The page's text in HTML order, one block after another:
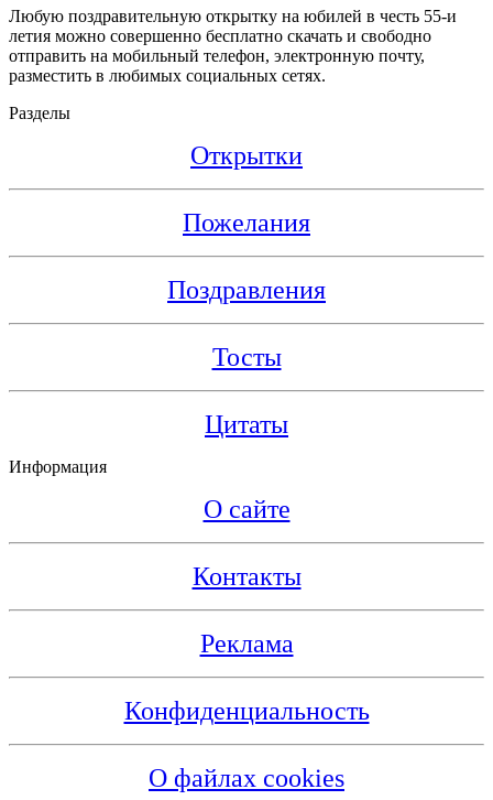
Любую поздравительную открытку на юбилей в честь 55-и
летия можно совершенно бесплатно скачать и свободно
отправить на мобильный телефон, электронную почту,
разместить в любимых социальных сетях.
Разделы
Открытки
Пожелания
Поздравления
Тосты
Цитаты
Информация
О сайте
Контакты
Реклама
Конфиденциальность
О файлах cookies